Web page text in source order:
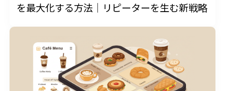
を最大化する方法｜リピーターを生む新戦略